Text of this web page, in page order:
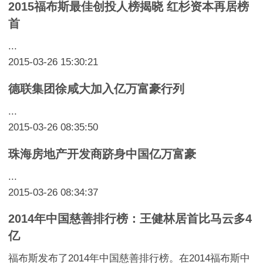
2015福布斯最佳创投人榜揭晓 红杉资本再居榜
首
...
2015-03-26 15:30:21
德联集团徐咸大加入亿万富豪行列
...
2015-03-26 08:35:50
珠海房地产开发商跻身中国亿万富豪
...
2015-03-26 08:34:37
2014年中国慈善排行榜：王健林居首比马云多4
亿
福布斯发布了2014年中国慈善排行榜。在2014福布斯中